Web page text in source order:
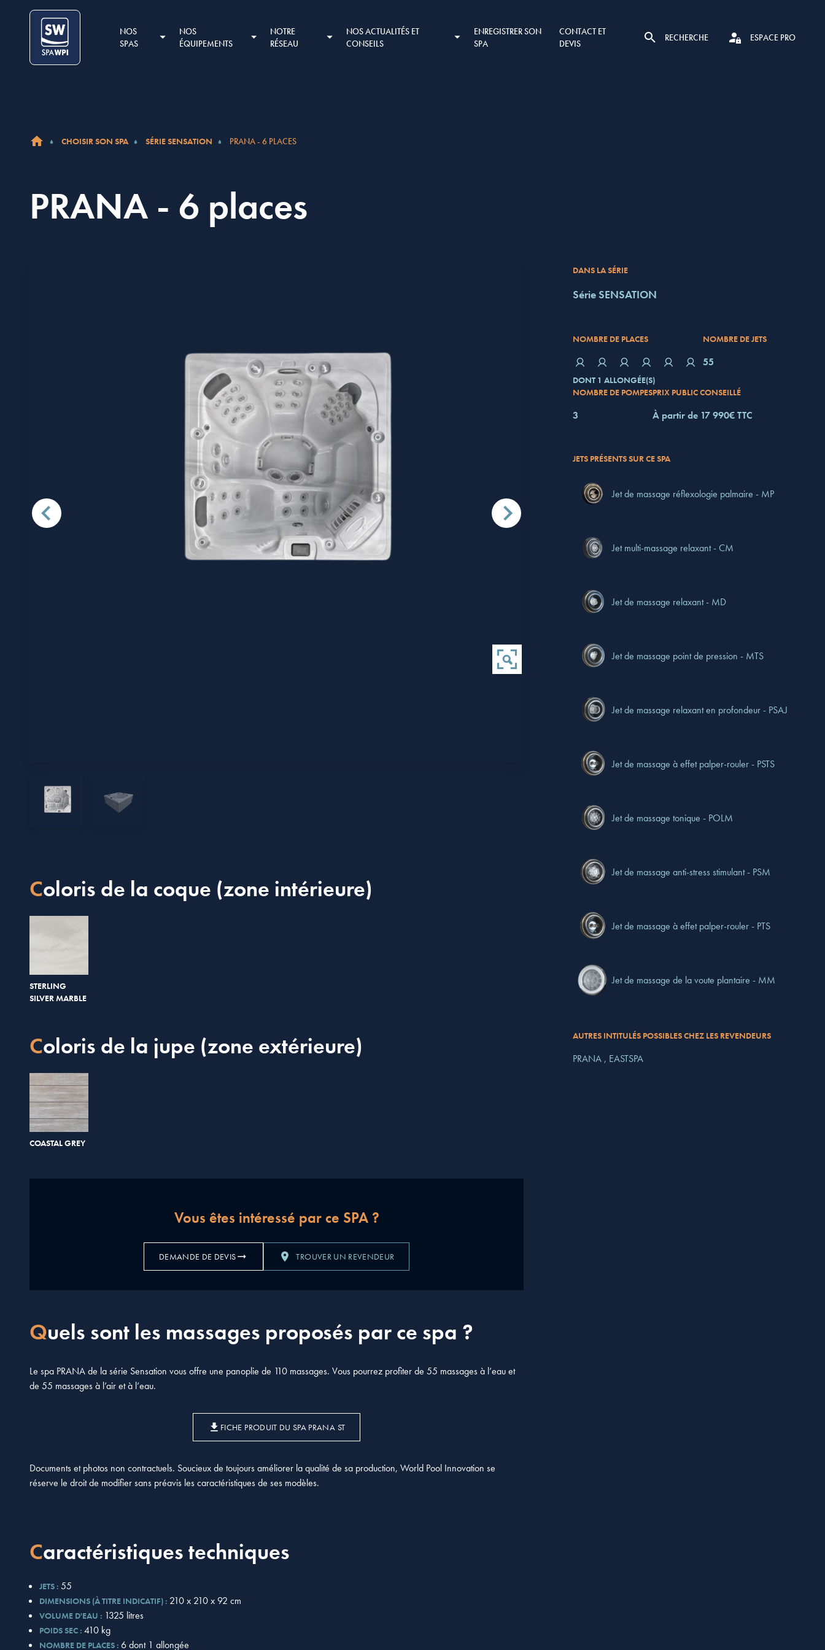
NOS
SPAS
NOS
ÉQUIPEMENTS
NOTRE
RÉSEAU
NOS ACTUALITÉS ET
CONSEILS
ENREGISTRER SON
SPA
CONTACT ET
DEVIS
RECHERCHE ESPACE PRO
CHOISIR SON SPA SÉRIE SENSATION PRANA - 6 PLACES
PRANA - 6 places
Coloris de la coque (zone intérieure)
STERLING
SILVER MARBLE
Coloris de la jupe (zone extérieure)
COASTAL GREY
Vous êtes intéressé par ce SPA ?
DEMANDE DE DEVIS TROUVER UN REVENDEUR
Quels sont les massages proposés par ce spa ?
Le spa PRANA de la série Sensation vous offre une panoplie de 110 massages. Vous pourrez profiter de 55 massages à l’eau et
de 55 massages à l’air et à l’eau.
FICHE PRODUIT DU SPA PRANA ST
Documents et photos non contractuels. Soucieux de toujours améliorer la qualité de sa production, World Pool Innovation se
réserve le droit de modifier sans préavis les caractéristiques de ses modèles.
Caractéristiques techniques
JETS : 55
DIMENSIONS (À TITRE INDICATIF) : 210 x 210 x 92 cm
VOLUME D'EAU : 1325 litres
POIDS SEC : 410 kg
NOMBRE DE PLACES : 6 dont 1 allongée
DANS LA SÉRIE
Série SENSATION
NOMBRE DE PLACES
DONT 1 ALLONGÉE(S)
NOMBRE DE JETS
55
NOMBRE DE POMPES
3
PRIX PUBLIC CONSEILLÉ
À partir de 17 990€ TTC
JETS PRÉSENTS SUR CE SPA
Jet de massage réflexologie palmaire - MP
Jet multi-massage relaxant - CM
Jet de massage relaxant - MD
Jet de massage point de pression - MTS
Jet de massage relaxant en profondeur - PSAJ
Jet de massage à effet palper-rouler - PSTS
Jet de massage tonique - POLM
Jet de massage anti-stress stimulant - PSM
Jet de massage à effet palper-rouler - PTS
Jet de massage de la voute plantaire - MM
AUTRES INTITULÉS POSSIBLES CHEZ LES REVENDEURS
PRANA , EASTSPA